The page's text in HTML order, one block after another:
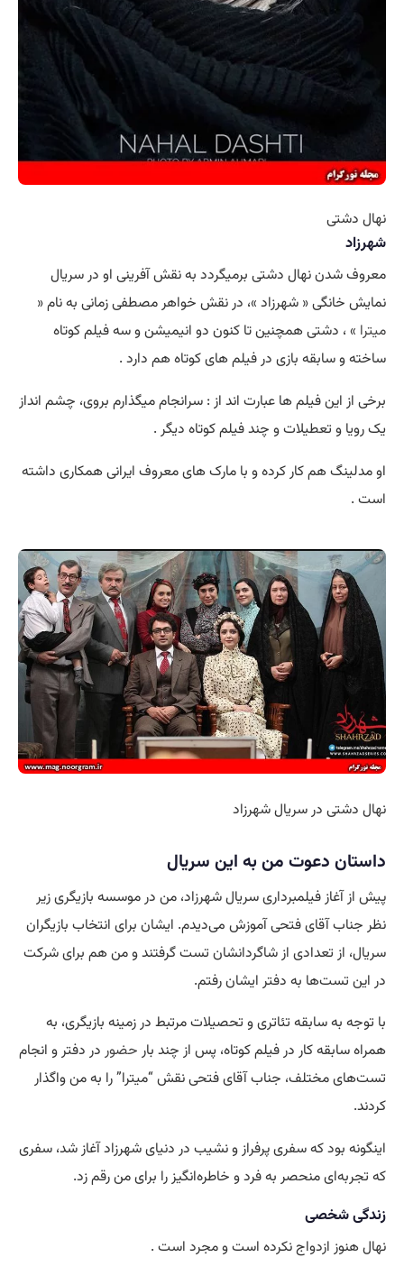
نهال دشتی
شهرزاد
معروف شدن نهال دشتی برمیگردد به نقش آفرینی او در سریال
نمایش خانگی « شهرزاد »، در نقش خواهر مصطفی زمانی به نام «
میترا » ، دشتی همچنین تا کنون دو انیمیشن و سه فیلم کوتاه
ساخته و سابقه بازی در فیلم های کوتاه هم دارد .
برخی از این فیلم ها عبارت اند از : سرانجام میگذارم بروی، چشم انداز
یک رویا و تعطیلات و چند فیلم کوتاه دیگر .
او مدلینگ هم کار کرده و با مارک های معروف ایرانی همکاری داشته
است .
نهال دشتی در سریال شهرزاد
داستان دعوت من به این سریال
پیش از آغاز فیلمبرداری سریال شهرزاد، من در موسسه بازیگری زیر
نظر جناب آقای فتحی آموزش می‌دیدم. ایشان برای انتخاب بازیگران
سریال، از تعدادی از شاگردانشان تست گرفتند و من هم برای شرکت
در این تست‌ها به دفتر ایشان رفتم.
با توجه به سابقه تئاتری و تحصیلات مرتبط در زمینه بازیگری، به
همراه سابقه کار در فیلم کوتاه، پس از چند بار حضور در دفتر و انجام
تست‌های مختلف، جناب آقای فتحی نقش “میترا” را به من واگذار
کردند.
اینگونه بود که سفری پرفراز و نشیب در دنیای شهرزاد آغاز شد، سفری
که تجربه‌ای منحصر به فرد و خاطره‌انگیز را برای من رقم زد.
زندگی شخصی
نهال هنوز ازدواج نکرده است و مجرد است .